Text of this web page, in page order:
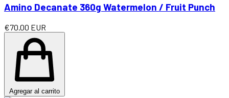
Amino Decanate 360g Watermelon / Fruit Punch
€70.00 EUR
Agregar al carrito